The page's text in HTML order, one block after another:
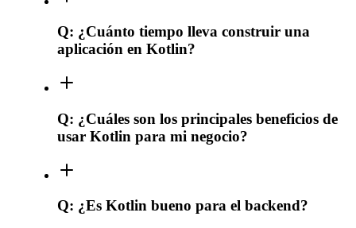
Q: ¿Cuánto tiempo lleva construir una
aplicación en Kotlin?
Q: ¿Cuáles son los principales beneficios de
usar Kotlin para mi negocio?
Q: ¿Es Kotlin bueno para el backend?